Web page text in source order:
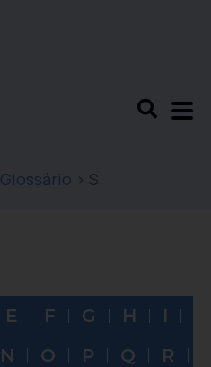
Glossário > S
E F G H
I
N O P Q
R